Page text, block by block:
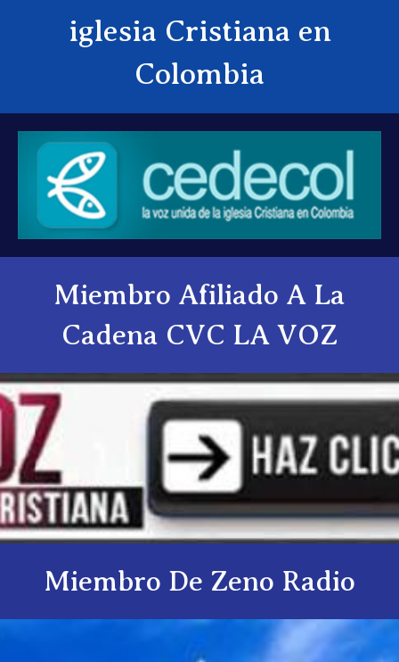
iglesia Cristiana en
Colombia
Miembro Afiliado A La
Cadena CVC LA VOZ
Miembro De Zeno Radio